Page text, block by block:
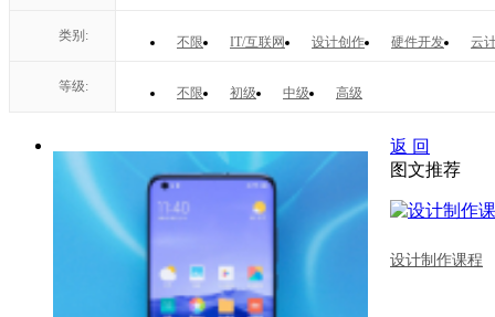
类别: 不限 IT/互联网 设计创作 硬件开发 云
等级: 不限 初级 中级 高级
返 回
图文推荐
设计制作课程